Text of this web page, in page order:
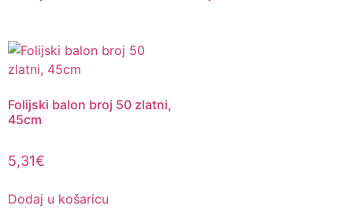
Folijski balon broj 50 zlatni,
45cm
5,31€
Dodaj u košaricu